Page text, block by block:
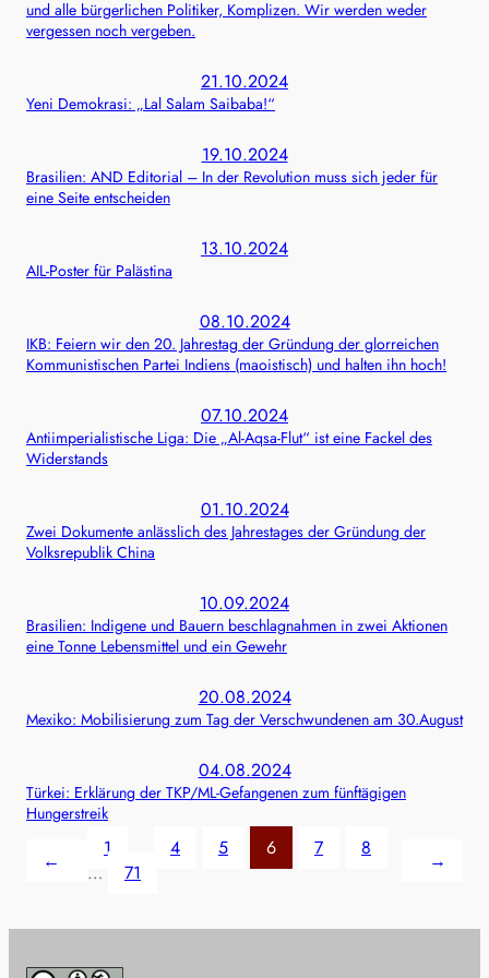
und alle bürgerlichen Politiker, Komplizen. Wir werden weder
vergessen noch vergeben.
21.10.2024
Yeni Demokrasi: „Lal Salam Saibaba!“
19.10.2024
Brasilien: AND Editorial – In der Revolution muss sich jeder für
eine Seite entscheiden
13.10.2024
AIL-Poster für Palästina
08.10.2024
IKB: Feiern wir den 20. Jahrestag der Gründung der glorreichen
Kommunistischen Partei Indiens (maoistisch) und halten ihn hoch!
07.10.2024
Antiimperialistische Liga: Die „Al-Aqsa-Flut“ ist eine Fackel des
Widerstands
01.10.2024
Zwei Dokumente anlässlich des Jahrestages der Gründung der
Volksrepublik China
10.09.2024
Brasilien: Indigene und Bauern beschlagnahmen in zwei Aktionen
eine Tonne Lebensmittel und ein Gewehr
20.08.2024
Mexiko: Mobilisierung zum Tag der Verschwundenen am 30.August
04.08.2024
Türkei: Erklärung der TKP/ML-Gefangenen zum fünftägigen
Hungerstreik
← 1 4 5 6 7
8
…
71 →